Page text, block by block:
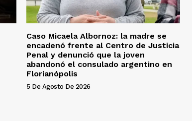
Caso Micaela Albornoz: la madre se
encadenó frente al Centro de Justicia
Penal y denunció que la joven
abandonó el consulado argentino en
Florianópolis
5 De Agosto De 2026